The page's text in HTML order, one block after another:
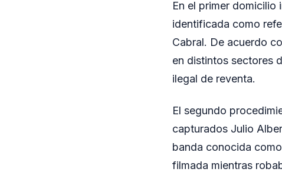
En el primer
identificada como
Cabral. De acuerdo
en distintos sectores
ilegal de reventa.
El segundo
capturados Julio
banda conocida
filmada mientras